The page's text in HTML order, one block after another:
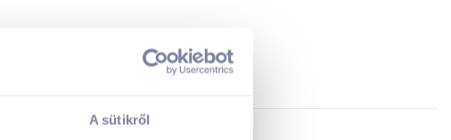
A sütikről